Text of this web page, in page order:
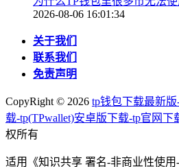
2026-08-06 16:01:34
关于我们
联系我们
免责声明
CopyRight © 2026 tp钱包下载最新版
载-tp(TPwallet)安卓版下载-tp官网
权所有
适用《知识共享 署名-非商业性使